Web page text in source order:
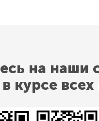
на наши
курсе